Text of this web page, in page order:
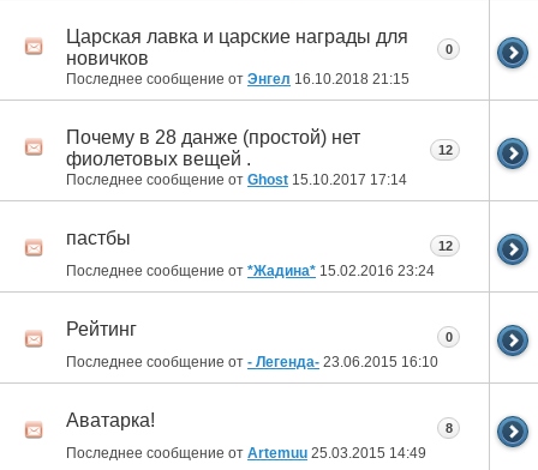
Царская лавка и царские награды для
новичков
Последнее сообщение от Энгел 16.10.2018 21:15
0
Почему в 28 данже (простой) нет
фиолетовых вещей .
Последнее сообщение от Ghost 15.10.2017 17:14
12
пастбы
Последнее сообщение от *Жадина* 15.02.2016 23:24
12
Рейтинг
Последнее сообщение от - Легенда- 23.06.2015 16:10
0
Аватарка!
Последнее сообщение от Artemuu 25.03.2015 14:49
8